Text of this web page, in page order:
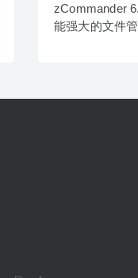
zCommander
能强大的文件